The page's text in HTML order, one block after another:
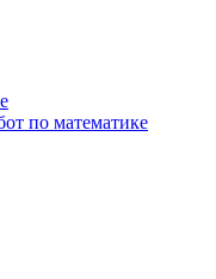
по математике